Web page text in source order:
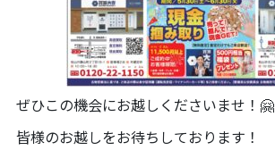
ぜひこの機会にお越しくださいませ！🤗
皆様のお越しをお待ちしております！